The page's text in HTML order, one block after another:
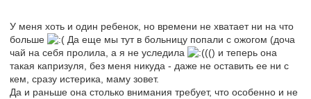
У меня хоть и один ребенок, но времени не хватает ни на что
больше
Да еще мы тут в больницу попали с ожогом (доча
чай на себя пролила, а я не уследила
(() и теперь она
такая капризуля, без меня никуда - даже не оставить ее ни с
кем, сразу истерика, маму зовет.
Да и раньше она столько внимания требует, что особенно и не